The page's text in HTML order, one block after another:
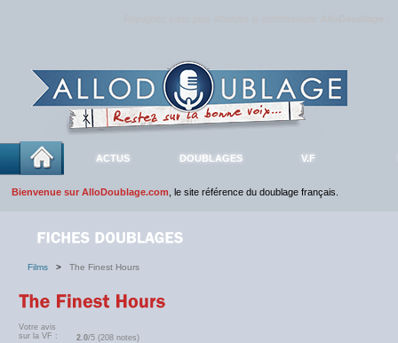
ACTUS DOUBLAGES V.F
Bienvenue sur AlloDoublage.com , le site référence du doublage français.
Films > The Finest Hours
Votre avis
sur la VF :
2.0/5 (208 notes)